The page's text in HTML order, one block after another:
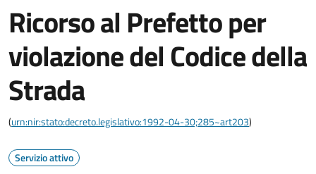
Ricorso al Prefetto per
violazione del Codice della
Strada
(urn:nir:stato:decreto.legislativo:1992-04-30;285~art203)
Servizio attivo